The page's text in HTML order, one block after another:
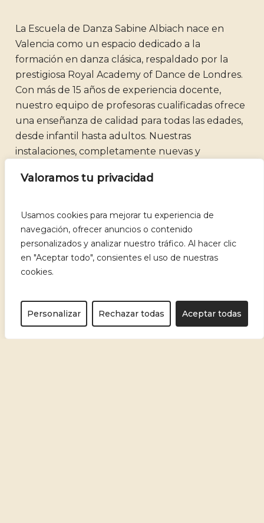
Valoramos tu privacidad
Usamos cookies para mejorar tu experiencia de
navegación, ofrecer anuncios o contenido
personalizados y analizar nuestro tráfico. Al hacer clic
en "Aceptar todo", consientes el uso de nuestras
cookies.
Personalizar Rechazar todas Aceptar todas
La Escuela de Danza Sabine Albiach nace en
Valencia como un espacio dedicado a la
formación en danza clásica, respaldado por la
prestigiosa Royal Academy of Dance de Londres.
Con más de 15 años de experiencia docente,
nuestro equipo de profesoras cualificadas ofrece
una enseñanza de calidad para todas las edades,
desde infantil hasta adultos. Nuestras
instalaciones, completamente nuevas y
para el aprendizaje y disfrute de la danza.​